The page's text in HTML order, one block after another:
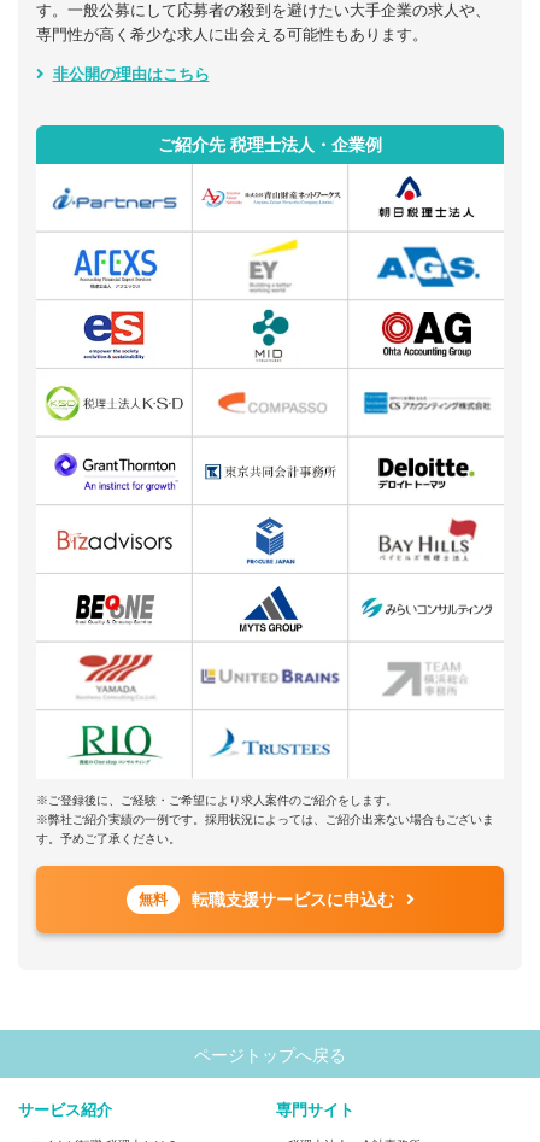
す。一般公募にして応募者の殺到を避けたい大手企業の求人や、
専門性が高く希少な求人に出会える可能性もあります。
非公開の理由はこちら
ご紹介先 税理士法人・企業例
※ご登録後に、ご経験・ご希望により求人案件のご紹介をします。
※弊社ご紹介実績の一例です。採用状況によっては、ご紹介出来ない場合もございま
す。予めご了承ください。
無料 転職支援サービスに申込む
ページトップへ戻る
サービス紹介 専門サイト